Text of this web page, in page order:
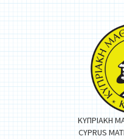
ΚΥΠΡΙΑΚΗ
CYPRUS